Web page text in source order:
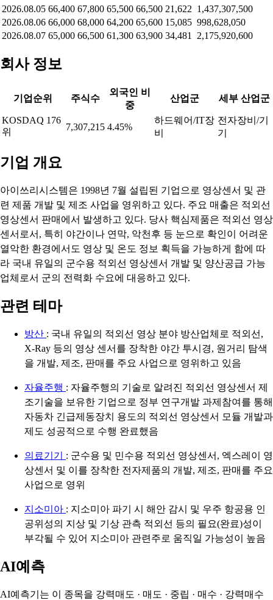
2026.08.05 66,400 67,800 65,500 66,500 21,622 1,437,307,500
2026.08.06 66,000 68,000 64,200 65,600 15,085 998,628,050
2026.08.07 65,000 66,500 61,300 63,900 34,481 2,175,920,600
회사 정보
기업순위 주식수
외국인 비
중
산업군 세부 산업군
KOSDAQ 176
위
7,307,215 4.45%
하드웨어/IT장
비
전자장비/기
기
기업 개요
아이쓰리시스템은 1998년 7월 설립된 기업으로 영상센서 및 관
련 제품 개발 및 제조 사업을 영위하고 있다. 주요 매출은 적외선
영상센서 판매에서 발생하고 있다. 당사 핵심제품은 적외선 영상
센서로서, 특히 야간이나 연막, 악천후 등 눈으로 확인이 어려운
열악한 환경에서도 영상 및 온도 정보 획득을 가능하게 함에 따
라 국내 유일의 군수용 적외선 영상센서 개발 및 양산공급 가능
업체로서 군의 전력화 수요에 대응하고 있다.
관련 테마
방산 : 국내 유일의 적외선 영상 분야 방산업체로 적외선,
X-Ray 등의 영상 센서를 장착한 야간 투시경, 원거리 탐색
을 개발, 제조, 판매를 주요 사업으로 영위하고 있음
자율주행 : 자율주행의 기술로 알려진 적외선 영상센서 제
조기술을 보유한 기업으로 정부 연구개발 과제참여를 통해
자동차 긴급제동장치 용도의 적외선 영상센서 모듈 개발과
제도 성공적으로 수행 완료했음
의료기기 : 군수용 및 민수용 적외선 영상센서, 엑스레이 영
상센서 및 이를 장착한 전자제품의 개발, 제조, 판매를 주요
사업으로 영위
지소미아 : 지소미아 파기 시 해안 감시 및 우주 항공용 인
공위성의 지상 및 기상 관측 적외선 등의 필요(완료)성이
부각될 수 있어 지소미아 관련주로 움직일 가능성이 높음
AI예측
AI예측기는 이 종목을 강력매도 · 매도 · 중립 · 매수 · 강력매수